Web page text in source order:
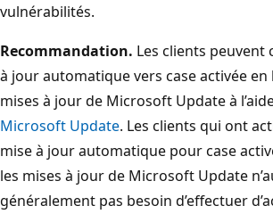
vulnérabilités.
Recommandation. Les clients
à jour automatique vers case activée
mises à jour de Microsoft Update à
Microsoft Update. Les clients qui ont
mise à jour automatique pour case
les mises à jour de Microsoft Update
généralement pas besoin d’effectuer